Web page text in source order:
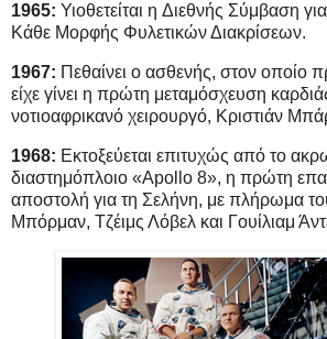
1965: Υιοθετείται η Διεθνής Σύμβαση
Κάθε Μορφής Φυλετικών Διακρίσεων.
1967: Πεθαίνει ο ασθενής, στον οποίο
είχε γίνει η πρώτη μεταμόσχευση
νοτιοαφρικανό χειρουργό, Κριστιάν
1968: Εκτοξεύεται επιτυχώς από το
διαστημόπλοιο «Apollo 8», η πρώτη
αποστολή για τη Σελήνη, με πλήρωμα
Μπόρμαν, Τζέιμς Λόβελ και Γουίλιαμ